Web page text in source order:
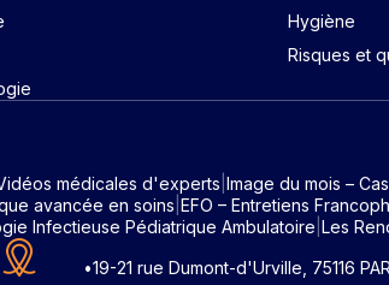
Hygiène
Risques et
médicales d'experts Image du mois –
avancée en soins EFO – Entretiens
Infectieuse Pédiatrique Ambulatoire Les
•19-21 rue Dumont-d'Urville, 75116